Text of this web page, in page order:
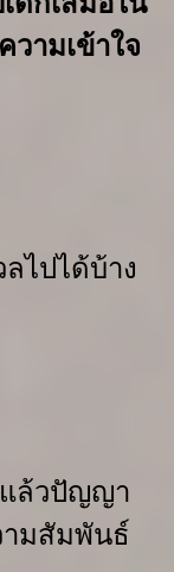
วามเข้าใจ
ไปได้บ้าง
ล้วปัญญา
มสัมพันธ์